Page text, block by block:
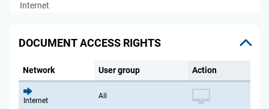
Internet
DOCUMENT ACCESS RIGHTS
Network User group Action
Internet
All